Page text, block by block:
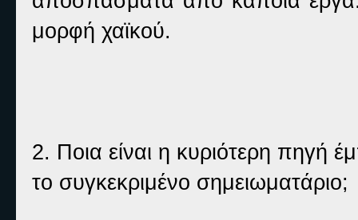
μορφή χαϊκού.
2. Ποια είναι η κυριότερη πηγή
το συγκεκριμένο σημειωματάριο;